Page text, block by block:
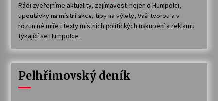
Rádi zveřejníme aktuality, zajímavosti nejen o Humpolci,
upoutávky na místní akce, tipy na výlety, Vaši tvorbu a v
rozumné míře i texty místních politických uskupení a reklamu
týkající se Humpolce.
Pelhřimovský deník